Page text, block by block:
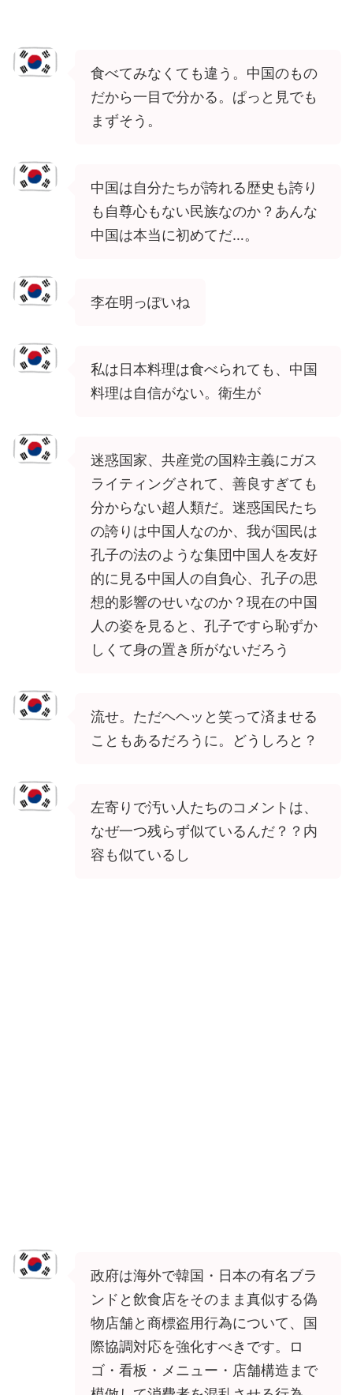
食べてみなくても違う。中国のもの
だから一目で分かる。ぱっと見でも
まずそう。
中国は自分たちが誇れる歴史も誇り
も自尊心もない民族なのか？あんな
中国は本当に初めてだ…。
李在明っぽいね
私は日本料理は食べられても、中国
料理は自信がない。衛生が
迷惑国家、共産党の国粋主義にガス
ライティングされて、善良すぎても
分からない超人類だ。迷惑国民たち
の誇りは中国人なのか、我が国民は
孔子の法のような集団中国人を友好
的に見る中国人の自負心、孔子の思
想的影響のせいなのか？現在の中国
人の姿を見ると、孔子ですら恥ずか
しくて身の置き所がないだろう
流せ。ただヘヘッと笑って済ませる
こともあるだろうに。どうしろと？
左寄りで汚い人たちのコメントは、
なぜ一つ残らず似ているんだ？？内
容も似ているし
政府は海外で韓国・日本の有名ブラ
ンドと飲食店をそのまま真似する偽
物店舗と商標盗用行為について、国
際協調対応を強化すべきです。ロ
ゴ・看板・メニュー・店舗構造まで